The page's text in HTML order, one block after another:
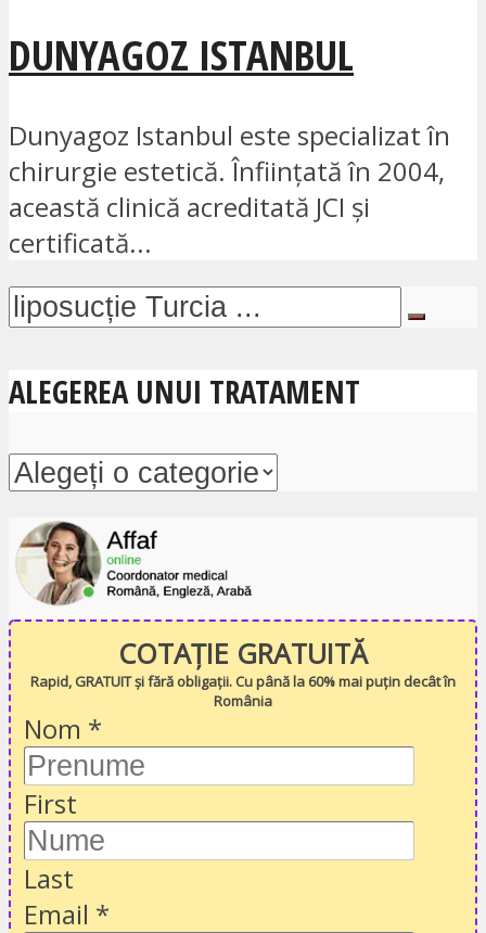
DUNYAGOZ ISTANBUL
Dunyagoz Istanbul este specializat în
chirurgie estetică. Înființată în 2004,
această clinică acreditată JCI și
certificată...
ALEGEREA UNUI TRATAMENT
COTAȚIE GRATUITĂ
Rapid, GRATUIT și fără obligații. Cu până la 60% mai puțin decât în
România
Nom *
First
Last
Email *